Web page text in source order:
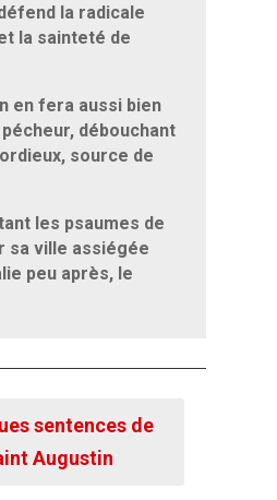
la radicale
la sainteté de
en fera aussi bien
débouchant
source de
les psaumes de
sa ville assiégée
peu après, le
sentences de
Augustin